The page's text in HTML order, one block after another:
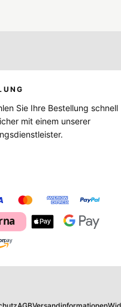
Sie Ihre Bestellung schnell
mit einem unserer
pay